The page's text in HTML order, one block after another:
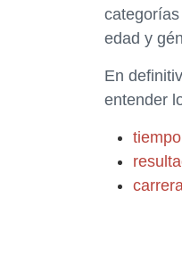
edad y
En
entender